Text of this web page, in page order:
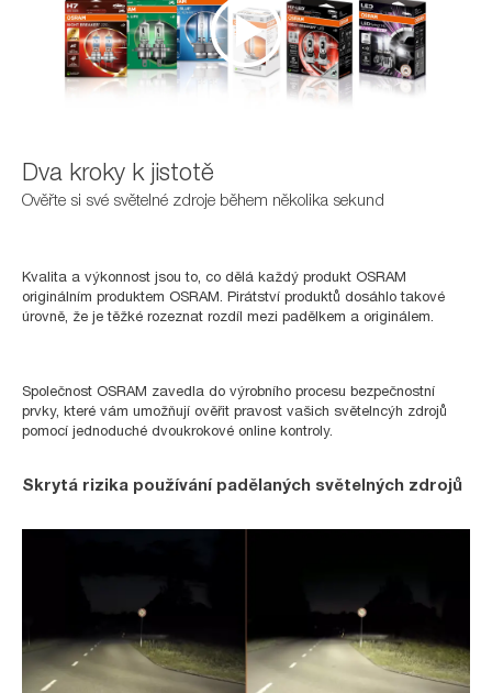
Dva kroky k jistotě
Ověřte si své světelné zdroje během několika sekund
Kvalita a výkonnost jsou to, co dělá každý produkt OSRAM
originálním produktem OSRAM. Pirátství produktů dosáhlo takové
úrovně, že je těžké rozeznat rozdíl mezi padělkem a originálem.
Společnost OSRAM zavedla do výrobního procesu bezpečnostní
prvky, které vám umožňují ověřit pravost vašich světelncýh zdrojů
pomocí jednoduché dvoukrokové online kontroly.
Skrytá rizika používání padělaných světelných zdrojů